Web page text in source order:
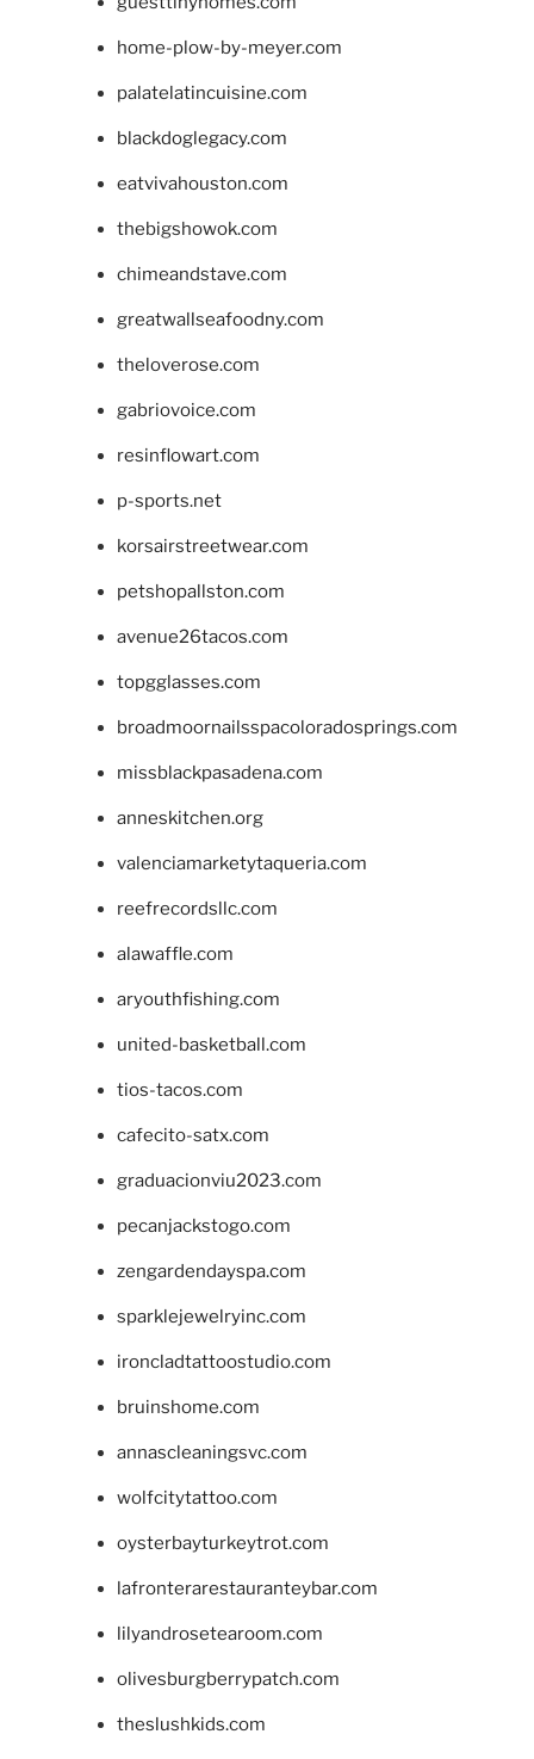
home-plow-by-meyer.com
palatelatincuisine.com
blackdoglegacy.com
eatvivahouston.com
thebigshowok.com
chimeandstave.com
greatwallseafoodny.com
theloverose.com
gabriovoice.com
resinflowart.com
p-sports.net
korsairstreetwear.com
petshopallston.com
avenue26tacos.com
topgglasses.com
broadmoornailsspacoloradosprings.com
missblackpasadena.com
anneskitchen.org
valenciamarketytaqueria.com
reefrecordsllc.com
alawaffle.com
aryouthfishing.com
united-basketball.com
tios-tacos.com
cafecito-satx.com
graduacionviu2023.com
pecanjackstogo.com
zengardendayspa.com
sparklejewelryinc.com
ironcladtattoostudio.com
bruinshome.com
annascleaningsvc.com
wolfcitytattoo.com
oysterbayturkeytrot.com
lafronterarestauranteybar.com
lilyandrosetearoom.com
olivesburgberrypatch.com
theslushkids.com